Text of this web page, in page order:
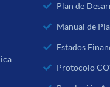
Plan de
Manual de
Estados
Protocolo